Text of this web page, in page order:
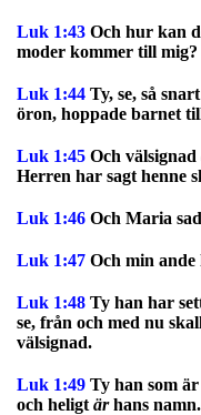
Luk 1:43 Och hur kan
moder kommer till mig?
Luk 1:44 Ty, se, så
öron, hoppade barnet
Luk 1:45 Och välsignad
Herren har sagt henne
Luk 1:46 Och Maria
Luk 1:47 Och min
Luk 1:48 Ty han har
se, från och med nu
välsignad.
Luk 1:49 Ty han som
och heligt ärhans namn.